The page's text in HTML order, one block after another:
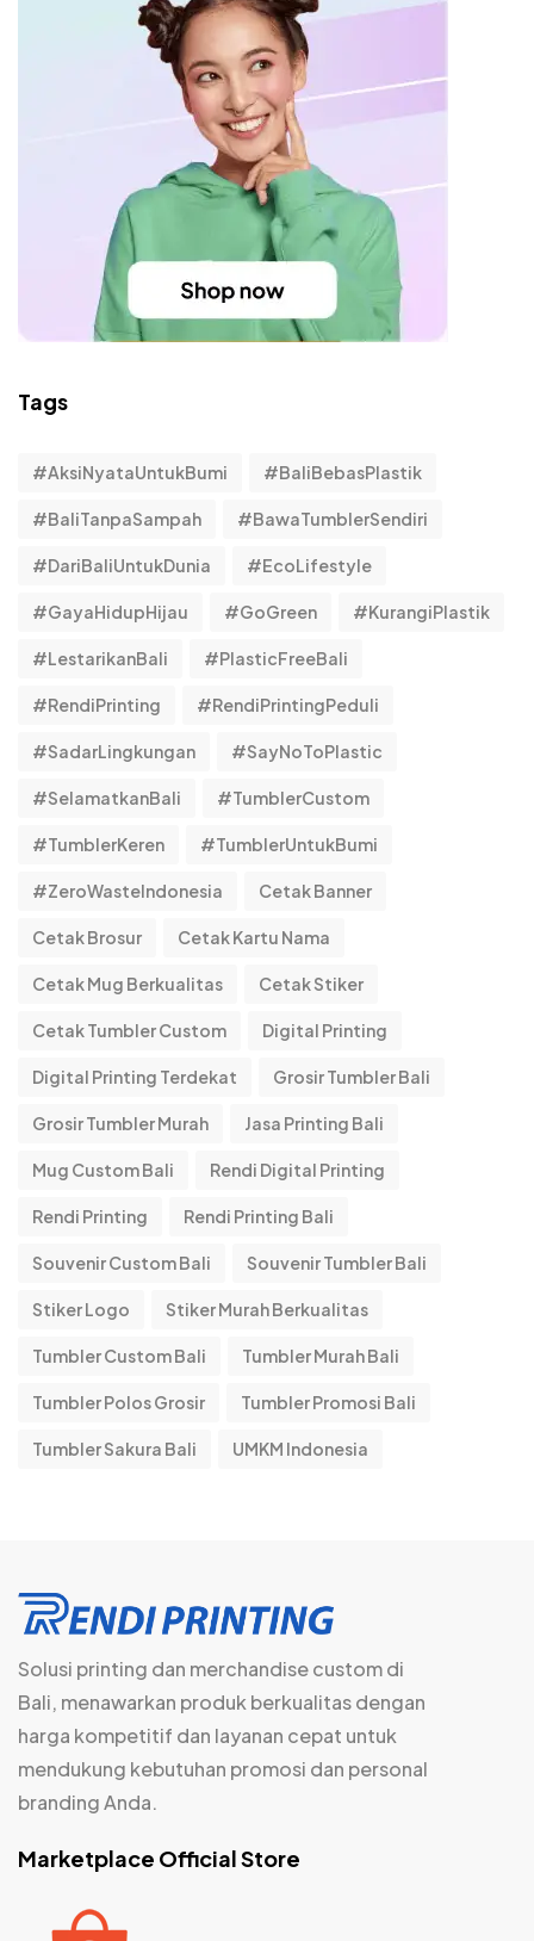
Tags
#AksiNyataUntukBumi #BaliBebasPlastik
#BaliTanpaSampah #BawaTumblerSendiri
#DariBaliUntukDunia #EcoLifestyle
#GayaHidupHijau #GoGreen #KurangiPlastik
#LestarikanBali #PlasticFreeBali
#RendiPrinting #RendiPrintingPeduli
#SadarLingkungan #SayNoToPlastic
#SelamatkanBali #TumblerCustom
#TumblerKeren #TumblerUntukBumi
#ZeroWasteIndonesia Cetak Banner
Cetak Brosur Cetak Kartu Nama
Cetak Mug Berkualitas Cetak Stiker
Cetak Tumbler Custom Digital Printing
Digital Printing Terdekat Grosir Tumbler Bali
Grosir Tumbler Murah Jasa Printing Bali
Mug Custom Bali Rendi Digital Printing
Rendi Printing Rendi Printing Bali
Souvenir Custom Bali Souvenir Tumbler Bali
Stiker Logo Stiker Murah Berkualitas
Tumbler Custom Bali Tumbler Murah Bali
Tumbler Polos Grosir Tumbler Promosi Bali
Tumbler Sakura Bali UMKM Indonesia
Solusi printing dan merchandise custom di
Bali, menawarkan produk berkualitas dengan
harga kompetitif dan layanan cepat untuk
mendukung kebutuhan promosi dan personal
branding Anda.
Marketplace Official Store